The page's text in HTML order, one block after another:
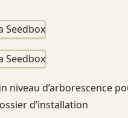
niveau d’arborescence
d’installation